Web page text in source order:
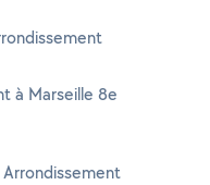
à Marseille 8e